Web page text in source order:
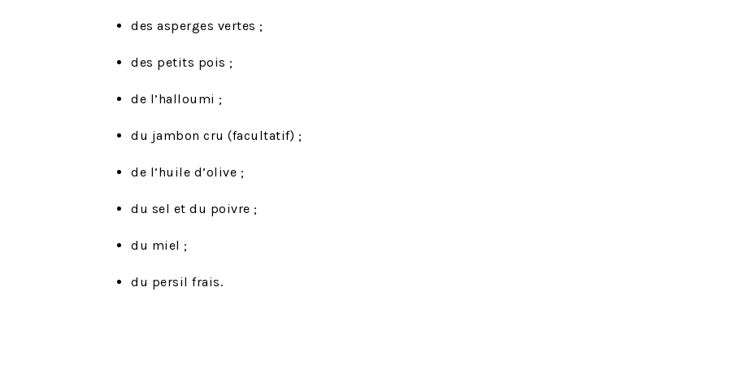
des asperges vertes ;
des petits pois ;
de l’halloumi ;
du jambon cru (facultatif) ;
de l’huile d’olive ;
du sel et du poivre ;
du miel ;
du persil frais.